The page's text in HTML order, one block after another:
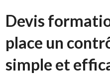
Devis
place un
simple et